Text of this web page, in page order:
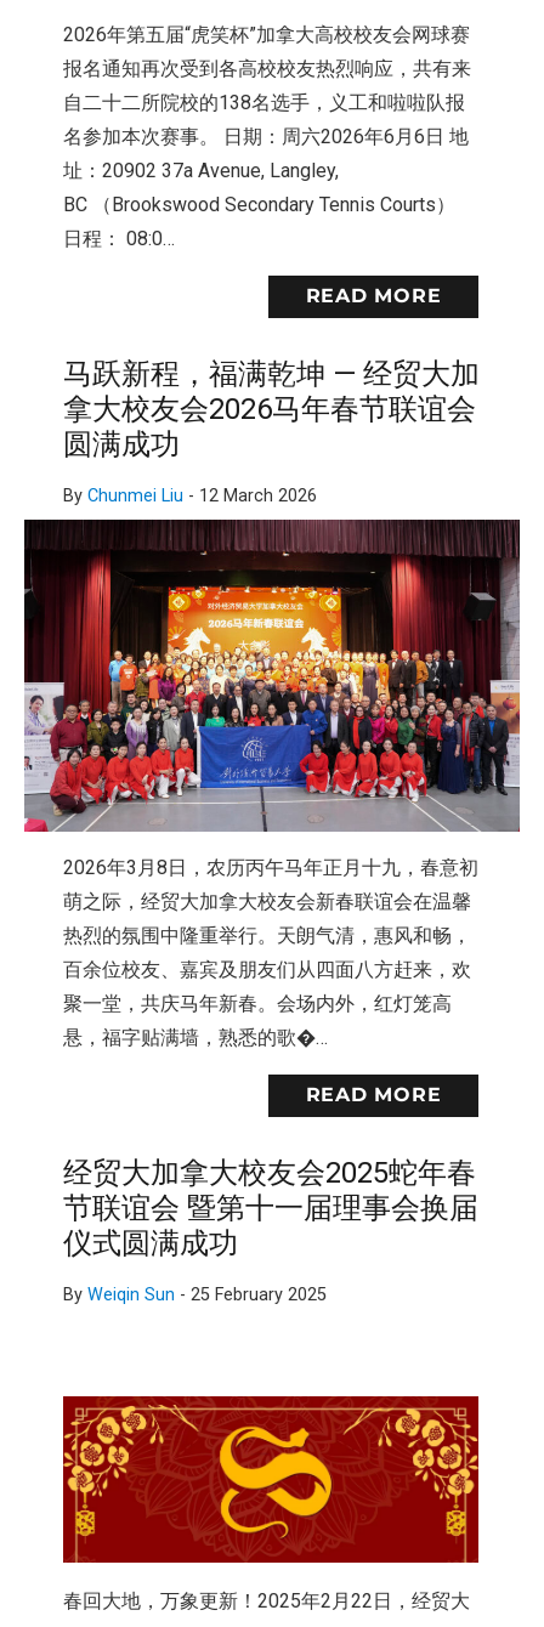
2026年第五届“虎笑杯”加拿大高校校友会网球赛
报名通知再次受到各高校校友热烈响应，共有来
自二十二所院校的138名选手，义工和啦啦队报
名参加本次赛事。 日期：周六2026年6月6日 地
址：20902 37a Avenue, Langley,
BC （Brookswood Secondary Tennis Courts）
日程： 08:0…
READ MORE
马跃新程，福满乾坤 — 经贸大加
拿大校友会2026马年春节联谊会
圆满成功
By Chunmei Liu - 12 March 2026
2026年3月8日，农历丙午马年正月十九，春意初
萌之际，经贸大加拿大校友会新春联谊会在温馨
热烈的氛围中隆重举行。天朗气清，惠风和畅，
百余位校友、嘉宾及朋友们从四面八方赶来，欢
聚一堂，共庆马年新春。会场内外，红灯笼高
悬，福字贴满墙，熟悉的歌�…
READ MORE
经贸大加拿大校友会2025蛇年春
节联谊会 暨第十一届理事会换届
仪式圆满成功
By Weiqin Sun - 25 February 2025
春回大地，万象更新！2025年2月22日，经贸大